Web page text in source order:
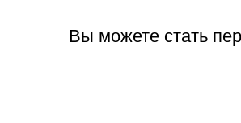
Вы можете стать